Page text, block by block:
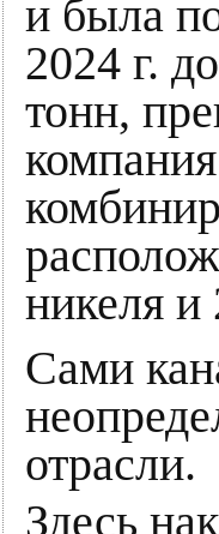
и была
2024 г.
тонн,
никеля и
Сами
отрасли.
Здесь